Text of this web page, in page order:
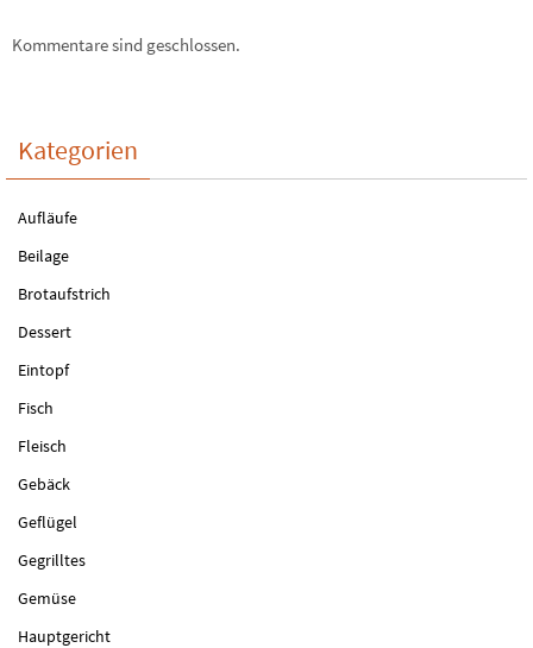
Kommentare sind geschlossen.
Kategorien
Aufläufe
Beilage
Brotaufstrich
Dessert
Eintopf
Fisch
Fleisch
Gebäck
Geflügel
Gegrilltes
Gemüse
Hauptgericht